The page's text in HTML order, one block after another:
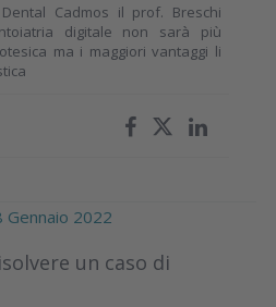
Cadmos il prof. Breschi
digitale non sarà più
ma i maggiori vantaggi li
2022
un caso di